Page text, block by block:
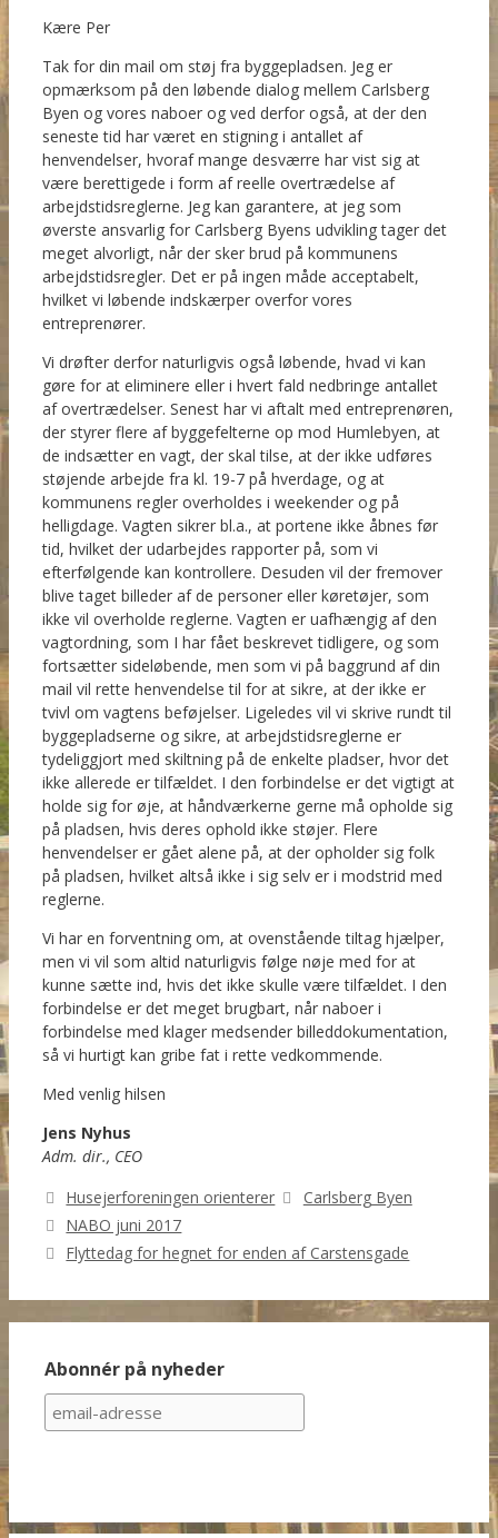
Kære Per
Tak for din mail om støj fra byggepladsen. Jeg er
opmærksom på den løbende dialog mellem Carlsberg
Byen og vores naboer og ved derfor også, at der den
seneste tid har været en stigning i antallet af
henvendelser, hvoraf mange desværre har vist sig at
være berettigede i form af reelle overtrædelse af
arbejdstidsreglerne. Jeg kan garantere, at jeg som
øverste ansvarlig for Carlsberg Byens udvikling tager det
meget alvorligt, når der sker brud på kommunens
arbejdstidsregler. Det er på ingen måde acceptabelt,
hvilket vi løbende indskærper overfor vores
entreprenører.
Vi drøfter derfor naturligvis også løbende, hvad vi kan
gøre for at eliminere eller i hvert fald nedbringe antallet
af overtrædelser. Senest har vi aftalt med entreprenøren,
der styrer flere af byggefelterne op mod Humlebyen, at
de indsætter en vagt, der skal tilse, at der ikke udføres
støjende arbejde fra kl. 19-7 på hverdage, og at
kommunens regler overholdes i weekender og på
helligdage. Vagten sikrer bl.a., at portene ikke åbnes før
tid, hvilket der udarbejdes rapporter på, som vi
efterfølgende kan kontrollere. Desuden vil der fremover
blive taget billeder af de personer eller køretøjer, som
ikke vil overholde reglerne. Vagten er uafhængig af den
vagtordning, som I har fået beskrevet tidligere, og som
fortsætter sideløbende, men som vi på baggrund af din
mail vil rette henvendelse til for at sikre, at der ikke er
tvivl om vagtens beføjelser. Ligeledes vil vi skrive rundt til
byggepladserne og sikre, at arbejdstidsreglerne er
tydeliggjort med skiltning på de enkelte pladser, hvor det
ikke allerede er tilfældet. I den forbindelse er det vigtigt at
holde sig for øje, at håndværkerne gerne må opholde sig
på pladsen, hvis deres ophold ikke støjer. Flere
henvendelser er gået alene på, at der opholder sig folk
på pladsen, hvilket altså ikke i sig selv er i modstrid med
reglerne.
Vi har en forventning om, at ovenstående tiltag hjælper,
men vi vil som altid naturligvis følge nøje med for at
kunne sætte ind, hvis det ikke skulle være tilfældet. I den
forbindelse er det meget brugbart, når naboer i
forbindelse med klager medsender billeddokumentation,
så vi hurtigt kan gribe fat i rette vedkommende.
Med venlig hilsen
Jens Nyhus
Adm. dir., CEO
Categories
Husejerforeningen orienterer Tags
Carlsberg Byen
NABO juni 2017
Flyttedag for hegnet for enden af Carstensgade
Abonnér på nyheder